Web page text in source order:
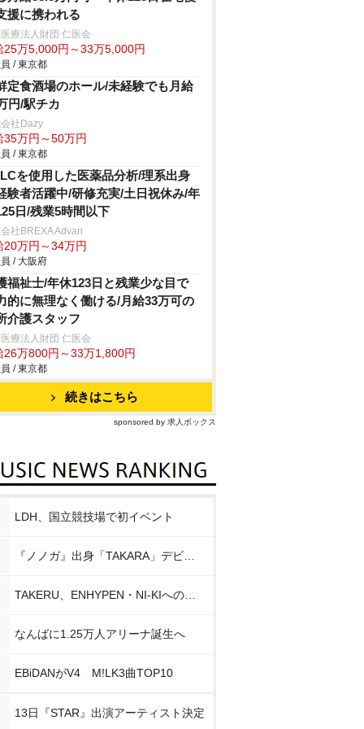
援に携われる
療法人財団 仁医会
25万5,000円～33万5,000円
/ 東京都
定食酒場のホール/未経験でも月給
円/駅チカ
社Dazy
35万円～50万円
/ 東京都
を使用した医薬品分析/理系出身
験者活躍中/研修充実/土日祝休み/年
日/残業5時間以下
社BREXA Advan
20万円～34万円
/ 大阪府
福祉士/年休123日と残業少な目で
的に無理なく働ける/月給33万可の
介護スタッフ
療法人財団 仁医会
26万800円～33万1,800円
/ 東京都
続きはこちら
sponsored by 求人ボックス
LDH、国立競技場で初イベント
なんばに1.25万人アリーナ誕生へ
EBiDANがV4 M!LK3曲TOP10
13日『STAR』出演アーティスト決定